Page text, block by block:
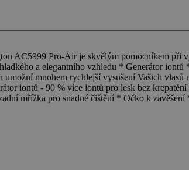
AC5999 Pro-Air je skvělým pomocníkem při
a elegantního vzhledu * Generátor
mnohem rychlejší vysušení Vašich
iontů - 90 % více iontů pro lesk bez
mřížka pro snadné čištění * Očko k